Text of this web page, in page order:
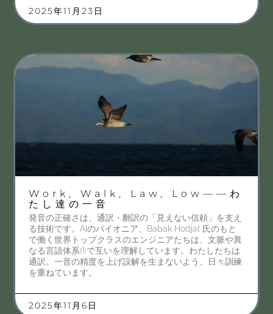
2025年11月23日
Work, Walk, Law, Low——わ
たし達の一音
発音の正確さは、通訳・翻訳の「見えない信頼」を支え
る技術です。AIのパイオニア、Babak Hodjat 氏のもと
で働く世界トップクラスのエンジニアたちは、文脈や異
なる言語体系(!)で互いを理解しています。わたしたちは
通訳。一音の精度を上げ誤解を生まないよう、日々訓練
を重ねています。
2025年11月6日